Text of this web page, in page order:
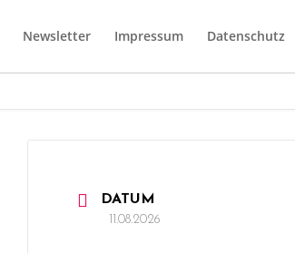
Newsletter Impressum Datenschutz
DATUM
11.08.2026